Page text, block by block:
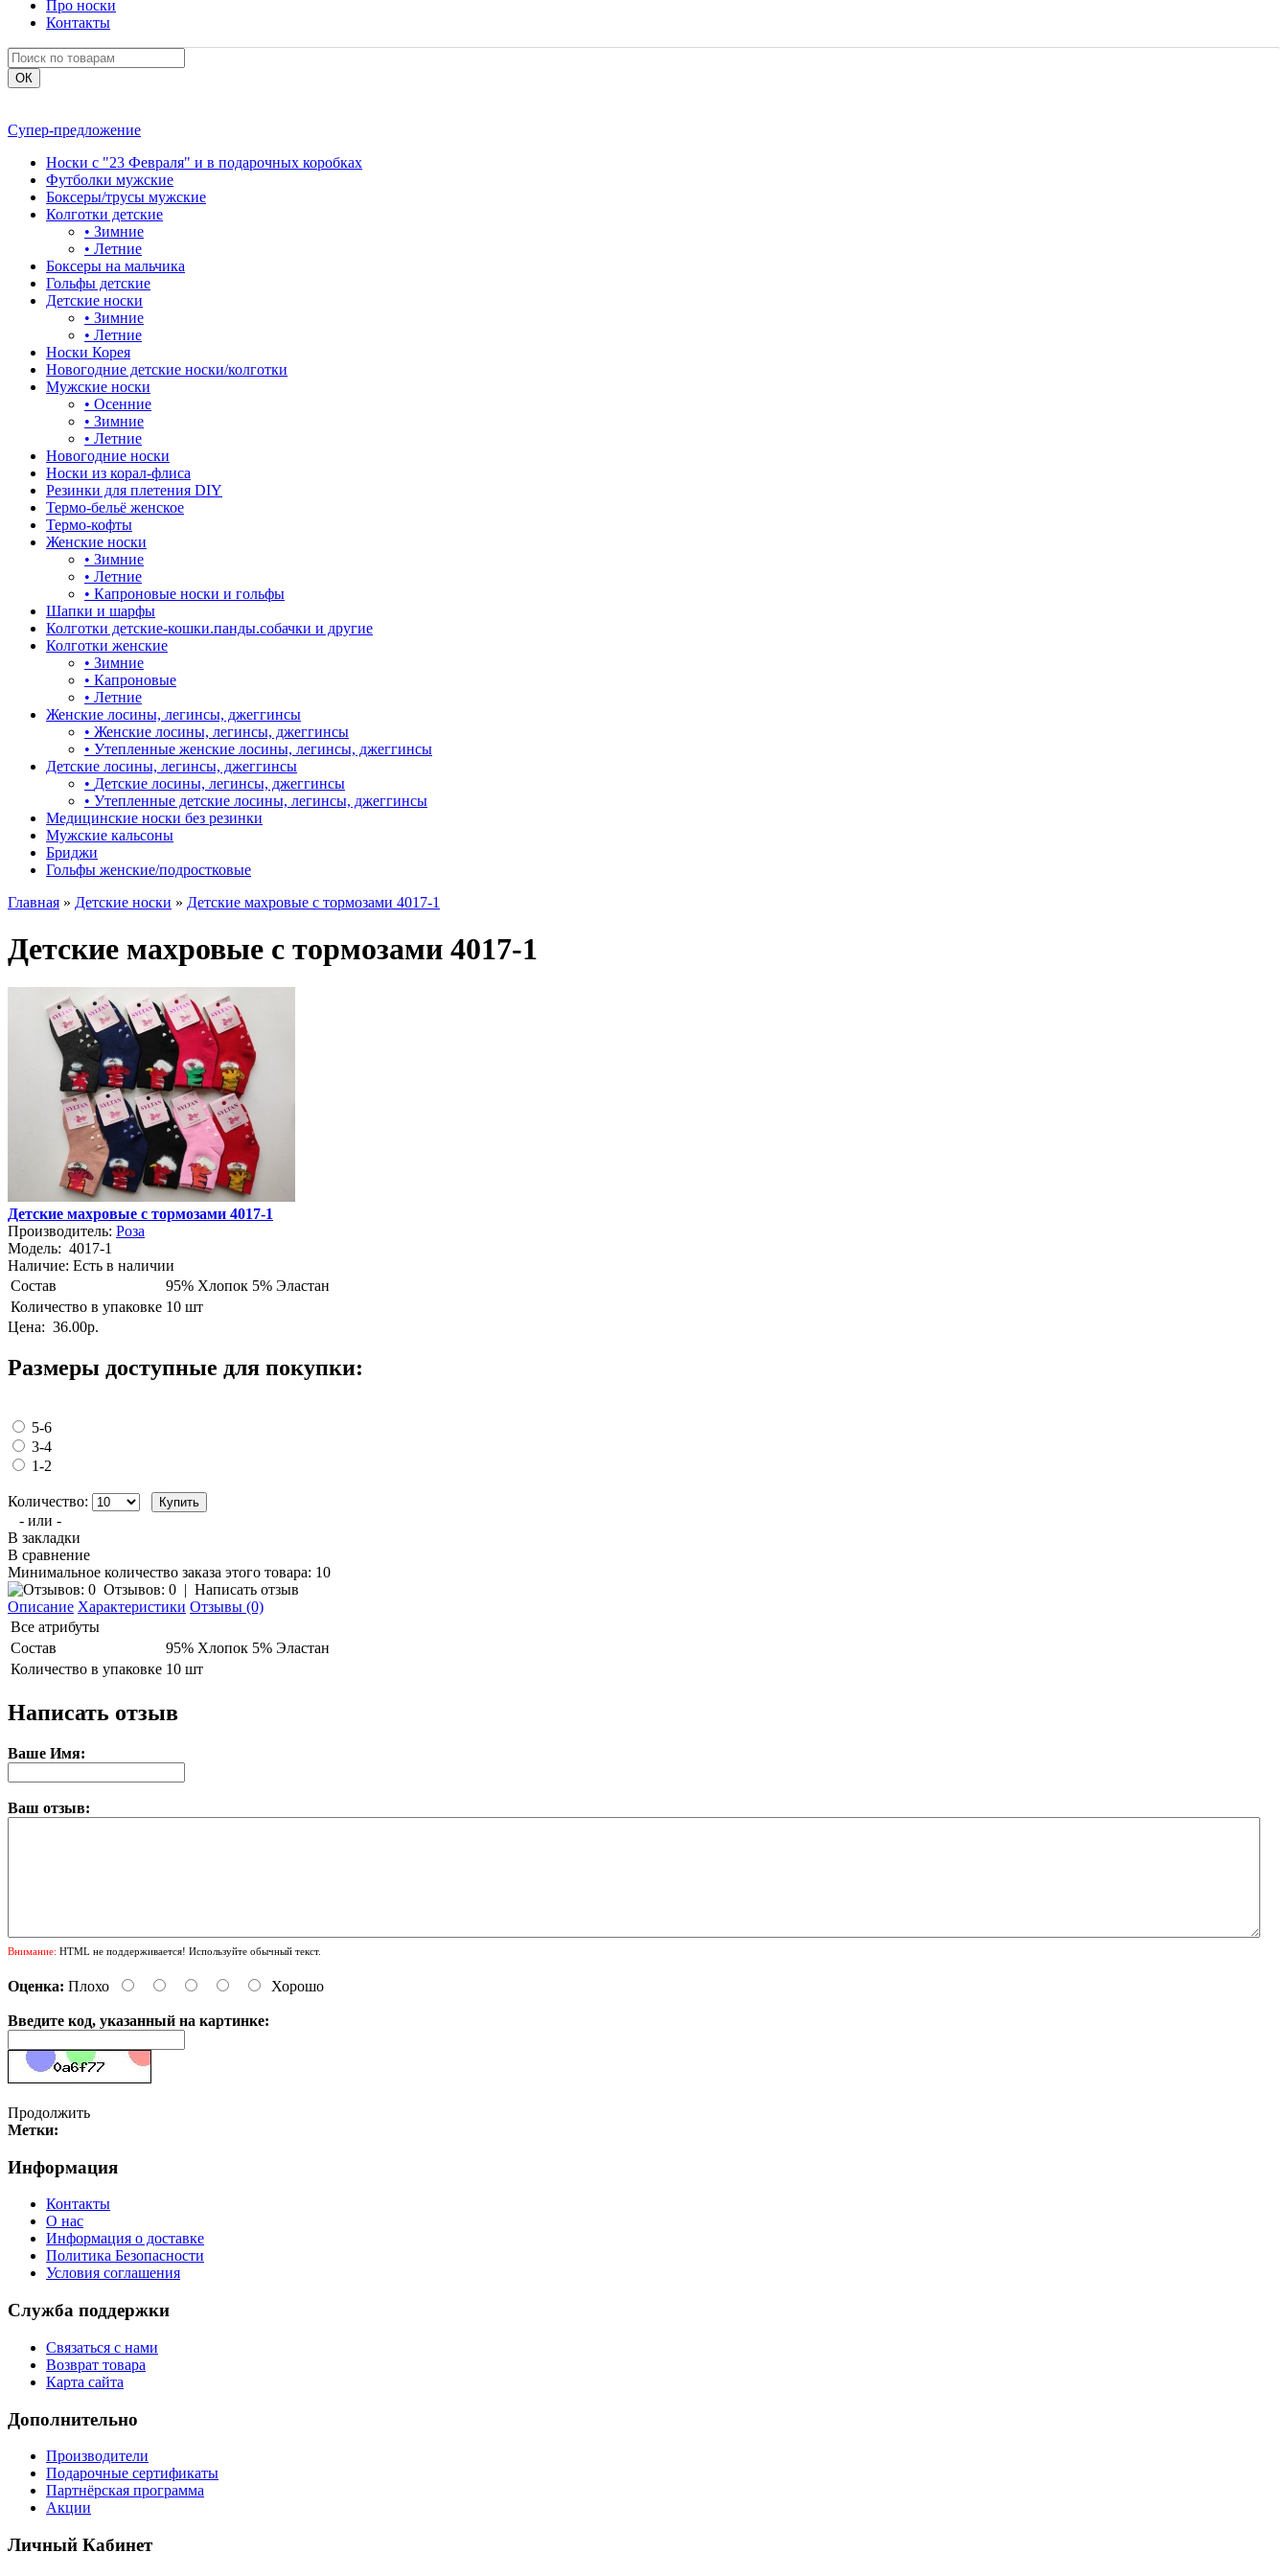
Про носки
Контакты
Супер-предложение
Носки с "23 Февраля" и в подарочных коробках
Футболки мужские
Боксеры/трусы мужские
Колготки детские
• Зимние
• Летние
Боксеры на мальчика
Гольфы детские
Детские носки
• Зимние
• Летние
Носки Корея
Новогодние детские носки/колготки
Мужские носки
• Осенние
• Зимние
• Летние
Новогодние носки
Носки из корал-флиса
Резинки для плетения DIY
Термо-бельё женское
Термо-кофты
Женские носки
• Зимние
• Летние
• Капроновые носки и гольфы
Шапки и шарфы
Колготки детские-кошки.панды.собачки и другие
Колготки женские
• Зимние
• Капроновые
• Летние
Женские лосины, легинсы, джеггинсы
• Женские лосины, легинсы, джеггинсы
• Утепленные женские лосины, легинсы, джеггинсы
Детские лосины, легинсы, джеггинсы
• Детские лосины, легинсы, джеггинсы
• Утепленные детские лосины, легинсы, джеггинсы
Медицинские носки без резинки
Мужские кальсоны
Бриджи
Гольфы женские/подростковые
Главная » Детские носки » Детские махровые с тормозами 4017-1
Детские махровые с тормозами 4017-1
Детские махровые с тормозами 4017-1
Производитель: Роза
Модель: 4017-1
Наличие: Есть в наличии
Состав
95% Хлопок 5% Эластан
Количество в упаковке 10 шт
Цена: 36.00р.
Размеры доступные для покупки:
5-6
3-4
1-2
Количество:
- или -
В закладки
В сравнение
Минимальное количество заказа этого товара: 10
Отзывов: 0 | Написать отзыв
Описание Характеристики Отзывы (0)
Все атрибуты
Состав
95% Хлопок 5% Эластан
Количество в упаковке 10 шт
Написать отзыв
Ваше Имя:
Ваш отзыв:
Внимание: HTML не поддерживается! Используйте обычный текст.
Оценка: Плохо Хорошо
Введите код, указанный на картинке:
Продолжить
Метки:
Информация
Контакты
О нас
Информация о доставке
Политика Безопасности
Условия соглашения
Служба поддержки
Связаться с нами
Возврат товара
Карта сайта
Дополнительно
Производители
Подарочные сертификаты
Партнёрская программа
Акции
Личный Кабинет